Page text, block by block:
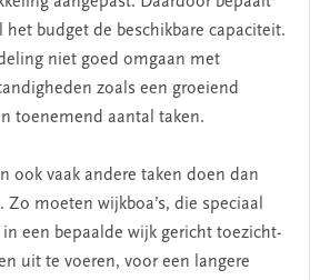
budget de beschikbare capaciteit.
niet goed omgaan met
zoals een groeiend
toenemend aantal taken.
ook vaak andere taken doen dan
Zo moeten wijkboa’s, die speciaal
een bepaalde wijk gericht toezicht-
uit te voeren, voor een langere